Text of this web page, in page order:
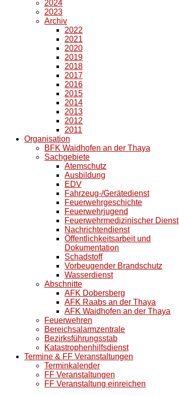
2024
2023
Archiv
2022
2021
2020
2019
2018
2017
2016
2015
2014
2013
2012
2011
Organisation
BFK Waidhofen an der Thaya
Sachgebiete
Atemschutz
Ausbildung
EDV
Fahrzeug-/Gerätedienst
Feuerwehrgeschichte
Feuerwehrjugend
Feuerwehrmedizinischer Dienst
Nachrichtendienst
Öffentlichkeitsarbeit und
Dokumentation
Schadstoff
Vorbeugender Brandschutz
Wasserdienst
Abschnitte
AFK Dobersberg
AFK Raabs an der Thaya
AFK Waidhofen an der Thaya
Feuerwehren
Bereichsalarmzentrale
Bezirksführungsstab
Katastrophenhilfsdienst
Termine & FF Veranstaltungen
Terminkalender
FF Veranstaltungen
FF Veranstaltung einreichen